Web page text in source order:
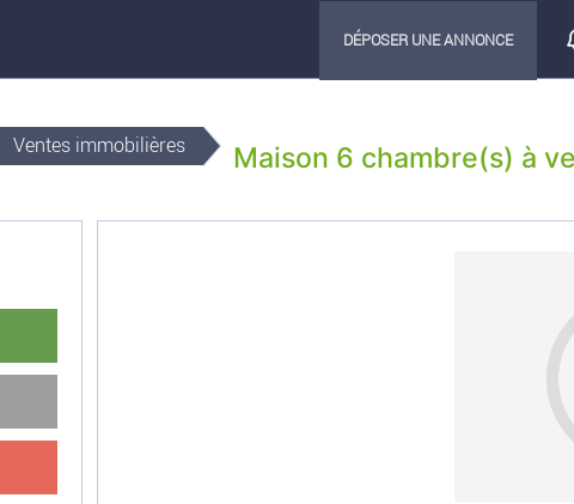
DÉPOSER UNE ANNONCE
Ventes immobilières Maison 6 chambre(s) à